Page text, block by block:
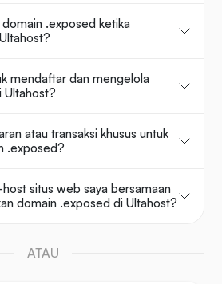
.exposed ketika
mendaftar dan mengelola
Ultahost?
atau transaksi khusus untuk
.exposed?
host situs web saya bersamaan
domain .exposed di Ultahost?
ATAU